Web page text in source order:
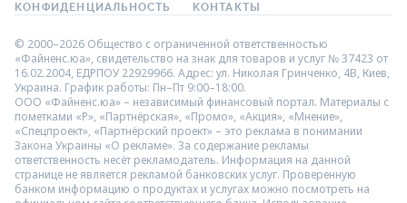
КОНФИДЕНЦИАЛЬНОСТЬ КОНТАКТЫ
© 2000–2026 Общество с ограниченной ответственностью
«Файненс.юа», свидетельство на знак для товаров и услуг № 37423 от
16.02.2004, ЕДРПОУ 22929966. Адрес: ул. Николая Гринченко, 4В, Киев,
Украина. График работы: Пн–Пт 9:00–18:00.
ООО «Файненс.юа» – независимый финансовый портал. Материалы с
пометками «Р», «Партнёрская», «Промо», «Акция», «Мнение»,
«Спецпроект», «Партнёрский проект» – это реклама в понимании
Закона Украины «О рекламе». За содержание рекламы
ответственность несёт рекламодатель. Информация на данной
странице не является рекламой банковских услуг. Проверенную
банком информацию о продуктах и услугах можно посмотреть на